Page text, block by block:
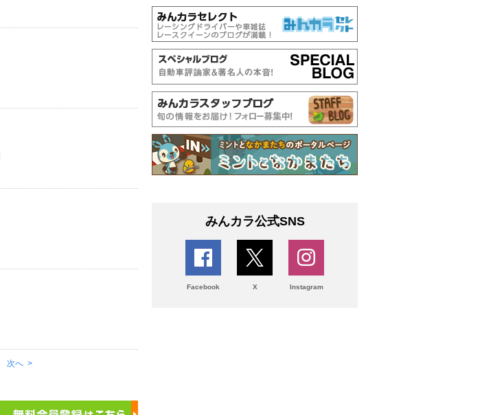
次へ >
みんカラ公式SNS
Facebook X Instagram